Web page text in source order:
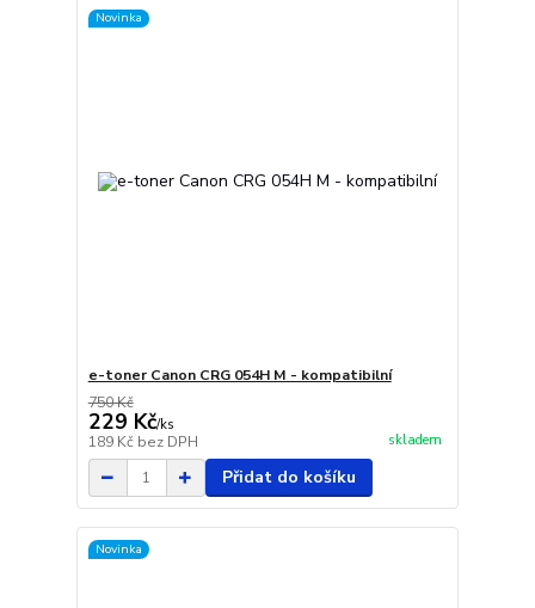
Novinka
e-toner Canon CRG 054H M - kompatibilní
750 Kč
229 Kč/ks
189 Kč bez DPH skladem
Přidat do košíku
Novinka